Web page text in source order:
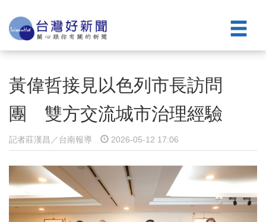
黃偉哲接見以色列市長訪問
團 雙方交流城市治理經驗
記者莊漢昌／台南報導 2026-05-12 17:06